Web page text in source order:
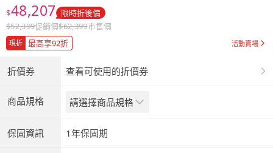
$48,207 限時折後價
$52,399促銷價$62,399市售價
現折 最高享92折 活動賣場
折價券 查看可使用的折價券
商品規格 請選擇商品規格
保固資訊 1年保固期